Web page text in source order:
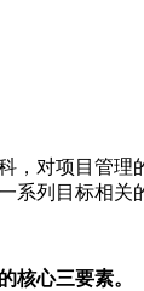
，对项目管理
系列目标相关
核心三要素。